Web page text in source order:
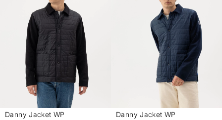
Danny Jacket WP
Danny Jacket WP